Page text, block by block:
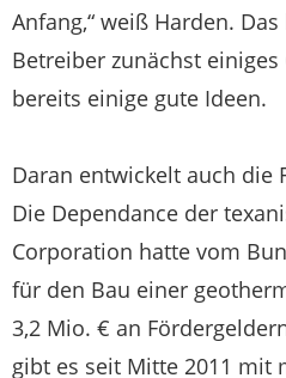
Anfang,“ weiß Harden.
Betreiber zunächst einiges
bereits einige gute Ideen.
Daran entwickelt auch die
Die Dependance der
Corporation hatte vom
für den Bau einer
3,2 Mio. € an
gibt es seit Mitte 2011 mit